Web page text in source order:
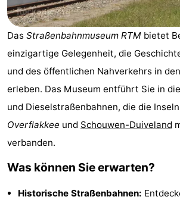
Greve
Zeeuwse
Kust
Campingplätze
Ferienhäuser
Buitenheem
-
Oase
Duinoord
-
Ginsterveld
-
Julianahoeve
-
Das Straßenbahnmuseum RTM bietet
einzigartige Gelegenheit, die
und des öffentlichen Nahverkehrs in
erleben. Das Museum entführt Sie in
und Dieselstraßenbahnen, die die Inseln
Overflakkee und Schouwen-Duiveland
verbanden.
Was können Sie erwarten?
Historische Straßenbahnen: